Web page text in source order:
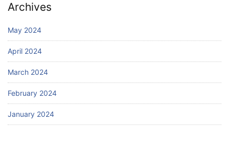
Archives
May 2024
April 2024
March 2024
February 2024
January 2024